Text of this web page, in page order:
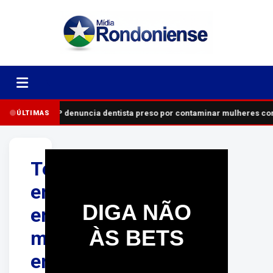
ÚLTIMASMP denuncia dentista preso por contaminar mulheres
Técnica
em
enfermagem
morre
em
DIGA NÃO
ÀS BETS